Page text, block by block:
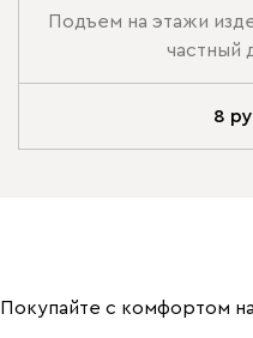
Подъем на этажи
частный
8
Покупайте с комфортом